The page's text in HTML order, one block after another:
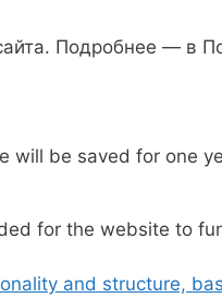
Подробнее — в
will be saved for one
for the website to
and structure,